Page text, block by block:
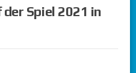
Spiel 2021 in